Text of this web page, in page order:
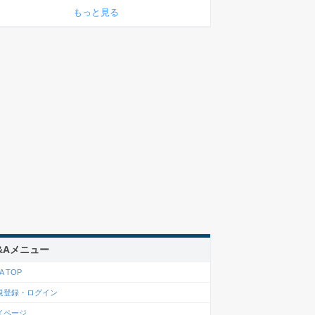
もっと見る
メニュー
TOP
登録・ログイン
ページ